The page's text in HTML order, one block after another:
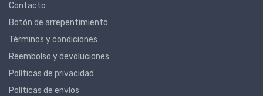
Contacto
Botón de arrepentimiento
Términos y condiciones
Reembolso y devoluciones
Políticas de privacidad
Políticas de envíos